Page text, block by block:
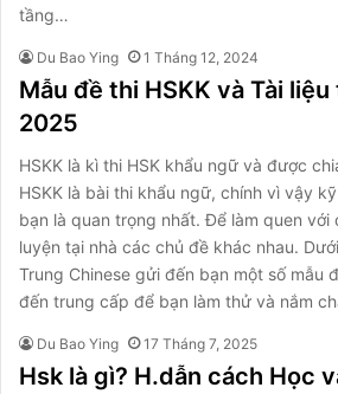
tầng…
Du Bao Ying 1 Tháng 12, 2024
Mẫu đề thi HSKK và Tài
2025
HSKK là kì thi HSK khẩu ngữ và được
HSKK là bài thi khẩu ngữ, chính vì vậy
bạn là quan trọng nhất. Để làm quen
luyện tại nhà các chủ đề khác nhau.
Trung Chinese gửi đến bạn một số mẫu
đến trung cấp để bạn làm thử và nắm
Du Bao Ying 17 Tháng 7, 2025
Hsk là gì? H.dẫn cách Học